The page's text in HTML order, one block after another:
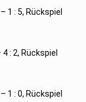
1 : 5, Rückspiel
: 2, Rückspiel
1 : 0, Rückspiel